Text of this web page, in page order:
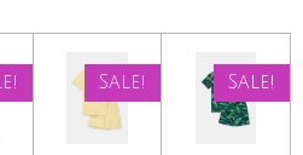
Sale! Sale!